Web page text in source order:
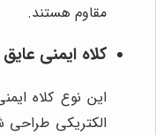
مقاوم هستند.
کلاه ایمنی
این نوع کلاه
الکتریکی طراحی